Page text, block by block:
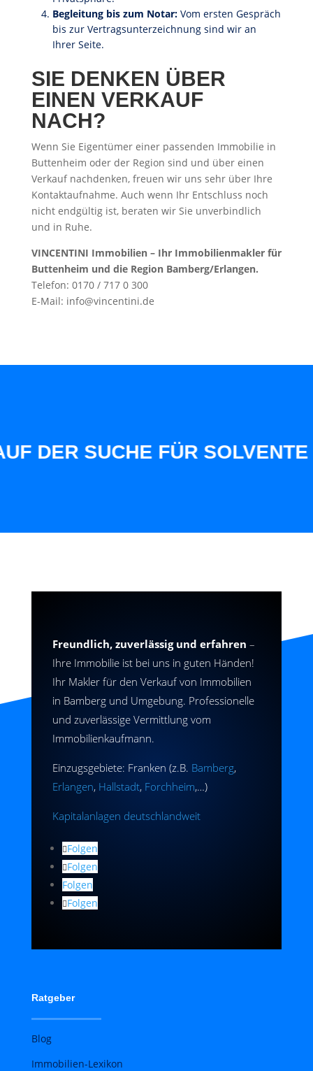
Begleitung bis zum Notar:Vom ersten Gespräch
bis zur Vertragsunterzeichnung sind wir an
Ihrer Seite.
SIE DENKEN ÜBER
EINEN VERKAUF
NACH?
Wenn Sie Eigentümer einer passenden Immobilie in
Buttenheim oder der Region sind und über einen
Verkauf nachdenken, freuen wir uns sehr über Ihre
Kontaktaufnahme. Auch wenn Ihr Entschluss noch
nicht endgültig ist, beraten wir Sie unverbindlich
und in Ruhe.
VINCENTINI Immobilien – Ihr Immobilienmakler für
Buttenheim und die Region Bamberg/Erlangen.
Telefon: 0170 / 717 0 300
E-Mail: info@vincentini.de
SUCHE FÜR SOLVENTE
Freundlich, zuverlässig und erfahren –
Ihre Immobilie ist bei uns in guten Händen!
Ihr Makler für den Verkauf von Immobilien
in Bamberg und Umgebung. Professionelle
und zuverlässige Vermittlung vom
Immobilienkaufmann.
Einzugsgebiete: Franken (z.B. Bamberg,
Erlangen, Hallstadt, Forchheim,…)
Kapitalanlagen deutschlandweit
Folgen
Folgen
Folgen
Folgen
Ratgeber
Blog
Immobilien-Lexikon